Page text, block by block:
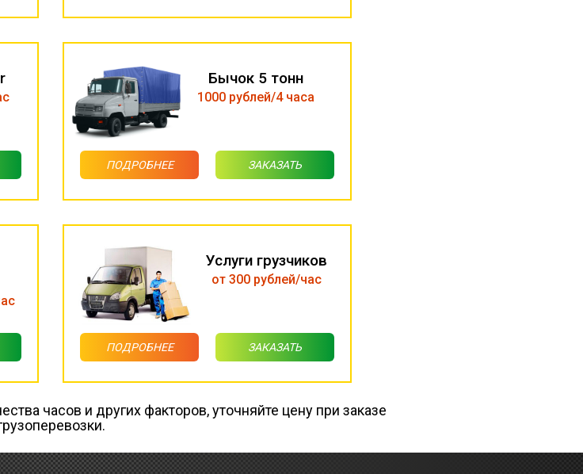
Бычок 5 тонн
1000 рублей/4 часа
ПОДРОБНЕЕ ЗАКАЗАТЬ
Услуги грузчиков
от 300 рублей/час
ПОДРОБНЕЕ ЗАКАЗАТЬ
часов и других факторов, уточняйте цену при заказе